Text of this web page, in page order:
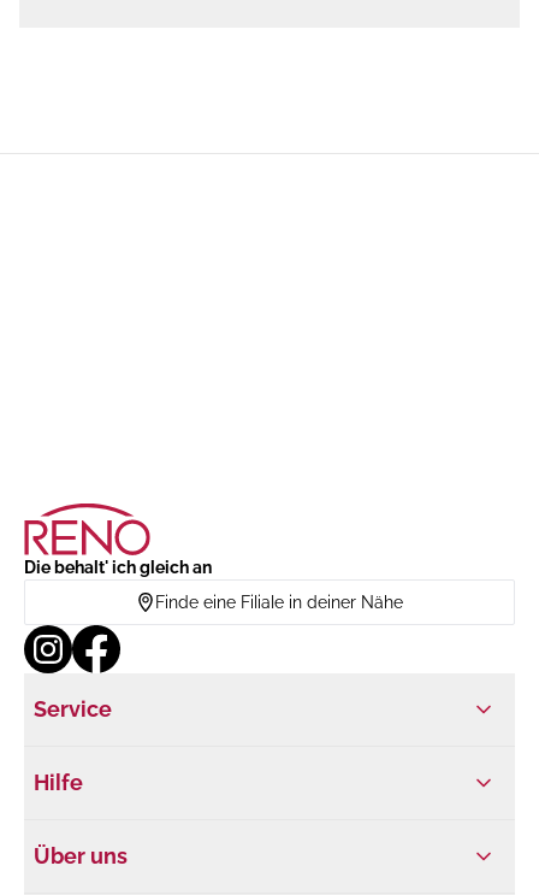
Die behalt' ich gleich an
Finde eine Filiale in deiner Nähe
Service
Hilfe
Über uns